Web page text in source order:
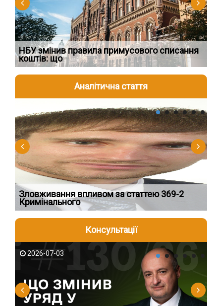
НБУ змінив правила примусового списання
коштів: що
Аналітична стаття
2026-08-04
Зловживання впливом за статтею 369-2
Кримінального
Консультації
2026-07-03